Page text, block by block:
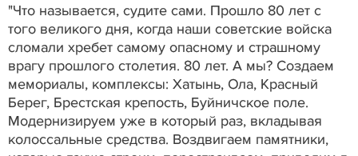
"Что называется, судите сами. Прошло 80 лет с
того великого дня, когда наши советские войска
сломали хребет самому опасному и страшному
врагу прошлого столетия. 80 лет. А мы? Создаем
мемориалы, комплексы: Хатынь, Ола, Красный
Берег, Брестская крепость, Буйничское поле.
Модернизируем уже в который раз, вкладывая
колоссальные средства. Воздвигаем памятники,